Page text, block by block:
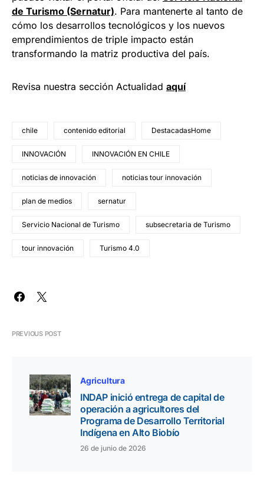
de Turismo (Sernatur). Para mantenerte al tanto de
cómo los desarrollos tecnológicos y los nuevos
emprendimientos de triple impacto están
transformando la matriz productiva del país.
Revisa nuestra sección Actualidad aquí
chile contenido editorial DestacadasHome
INNOVACIÓN INNOVACIÓN EN CHILE
noticias de innovación noticias tour innovación
plan de medios sernatur
Servicio Nacional de Turismo subsecretaria de Turismo
tour innovación Turismo 4.0
PREVIOUS POST
Agricultura
INDAP inició entrega de capital de
operación a agricultores del
Programa de Desarrollo Territorial
Indígena en Alto Biobío
26 de junio de 2026